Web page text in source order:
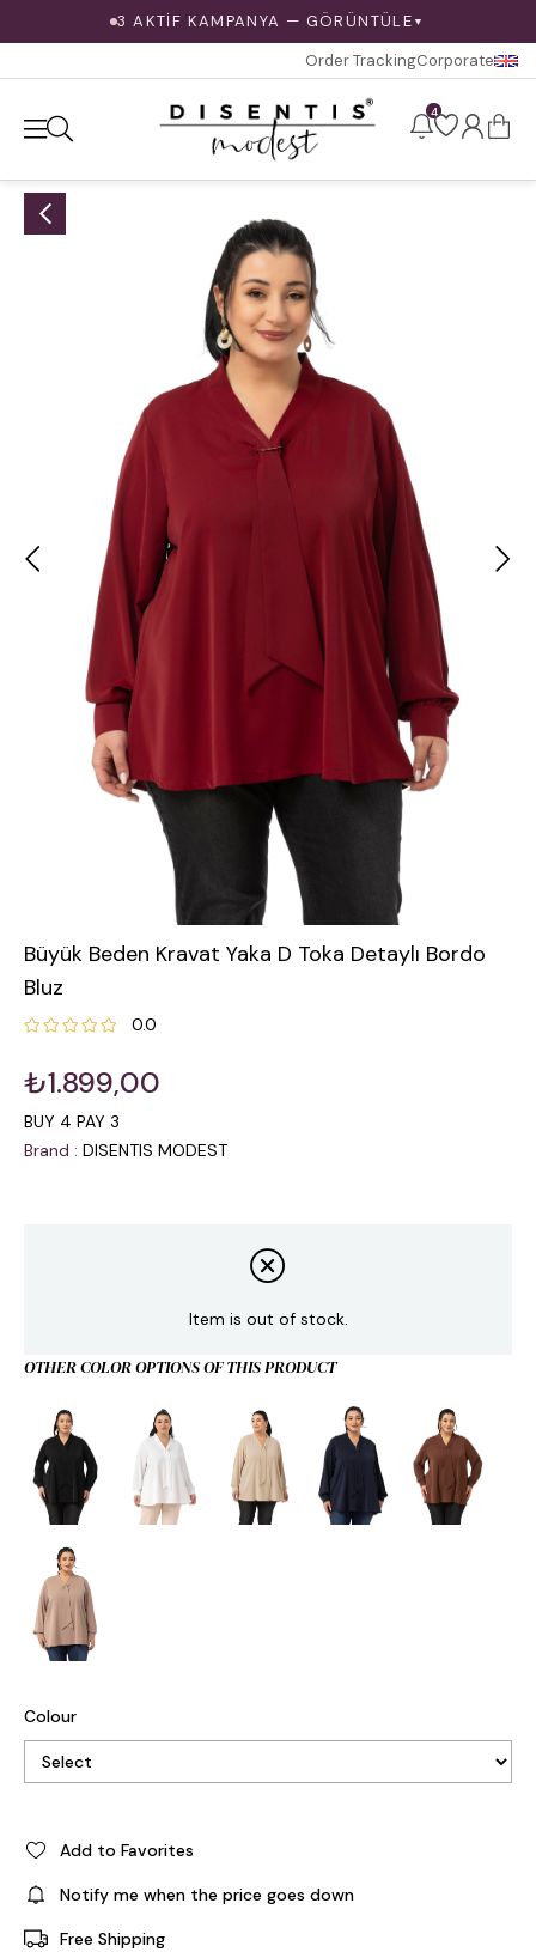
3 AKTİF KAMPANYA — GÖRÜNTÜLE ▼
Order TrackingCorporate
4
Büyük Beden Kravat Yaka D Toka Detaylı Bordo
Bluz
0.0
₺1.899,00
BUY 4 PAY 3
Brand : DISENTIS MODEST
Item is out of stock.
OTHER COLOR OPTIONS OF THIS PRODUCT
Colour
Add to Favorites
Notify me when the price goes down
Free Shipping